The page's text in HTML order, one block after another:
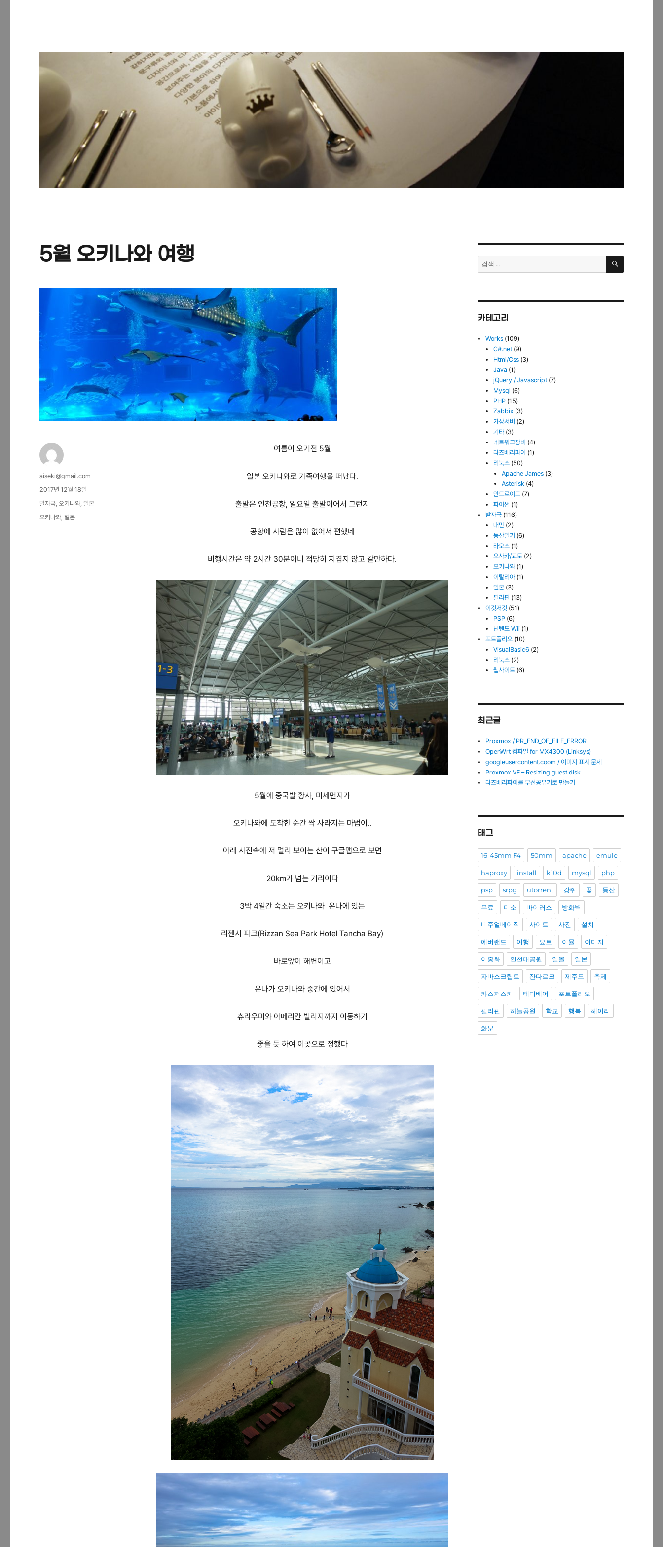
5월 오키나와 여행
여름이 오기전 5월
일본 오키나와로 가족여행을 떠났다.
출발은 인천공항, 일요일 출발이어서 그런지
공항에 사람은 많이 없어서 편했네
비행시간은 약 2시간 30분이니 적당히 지겹지 않고 갈만하다.
5월에 중국발 황사, 미세먼지가
오키나와에 도착한 순간 싹 사라지는 마법이..
아래 사진속에 저 멀리 보이는 산이 구글맵으로 보면
20km가 넘는 거리이다
3박 4일간 숙소는 오키나와 온나에 있는
리젠시 파크(Rizzan Sea Park Hotel Tancha Bay)
바로앞이 해변이고
온나가 오키나와 중간에 있어서
츄라우미와 아메리칸 빌리지까지 이동하기
좋을 듯 하여 이곳으로 정했다
글
쓴
aiseki@gmail.com
작
성
자
2017년 12월 18일
카
테
발자국,오키나와,일본
태
오키나와,일본
검
색:
검
카테고리
Works (109)
C#.net (9)
Html/Css (3)
Java (1)
jQuery / Javascript (7)
Mysql (6)
PHP (15)
Zabbix (3)
가상서버 (2)
기타 (3)
네트워크장비 (4)
라즈베리파이 (1)
리눅스 (50)
Apache James(3)
Asterisk(4)
안드로이드 (7)
파이썬 (1)
발자국 (116)
대만 (2)
등산일기 (6)
라오스 (1)
오사카/교토 (2)
오키나와 (1)
이탈리아 (1)
일본 (3)
필리핀 (13)
이것저것 (51)
PSP (6)
닌텐도 Wii (1)
포트폴리오 (10)
VisualBasic6 (2)
리눅스 (2)
웹사이트 (6)
최근글
Proxmox / PR_END_OF_FILE_ERROR
OpenWrt 컴파일 for MX4300 (Linksys)
googleusercontent.coom / 이미지 표시 문제
Proxmox VE – Resizing guest disk
라즈베리파이를 무선공유기로 만들기
태그
16-45mm F4 50mm apache emule
haproxy install k10d mysql php
psp srpg utorrent 강쥐 꽃 등산
무료 미소 바이러스 방화벽
비주얼베이직 사이트 사진 설치
에버랜드 여행 요트 이뮬 이미지
이중화 인천대공원 일몰 일본
자바스크립트 잔다르크 제주도 축제
카스퍼스키 테디베어 포트폴리오
필리핀 하늘공원 학교 행복 헤이리
화분